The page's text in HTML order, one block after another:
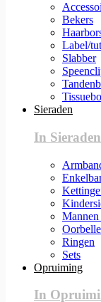
Bekers
Label/
Slabber
Sieraden
In Sieraden
Mannen
Ringen
Sets
Opruiming
In